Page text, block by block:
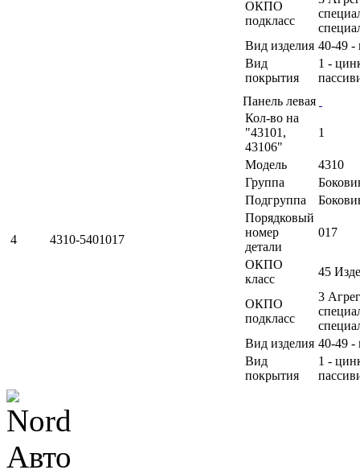
ОКПО
подкласс
Вид изделия 40-49 -
Вид
покрытия
1 -
4 4310-5401017
Панель левая
Кол-во на
"43101,
43106"
1
Модель
4310
Группа
Подгруппа
Порядковый
номер
детали
017
ОКПО
класс
45
ОКПО
подкласс
3
Вид изделия 40-49 -
Вид
покрытия
1 -